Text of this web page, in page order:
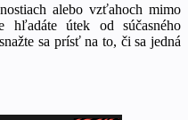
alebo vzťahoch mimo
hľadáte útek od súčasného
sa prísť na to, či sa jedná